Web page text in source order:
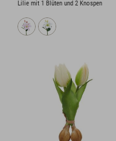
Lilie mit 1 Blüten und 2 Knospen